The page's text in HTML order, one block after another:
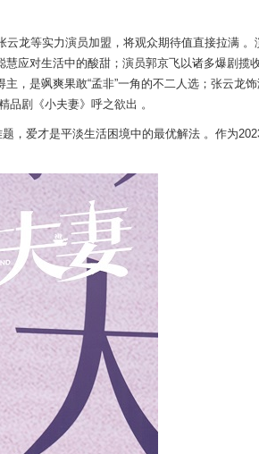
云龙等实力演员加盟，将观众期待值直接拉满 。
慧应对生活中的酸甜；演员郭京飞以诸多爆剧揽
主，是飒爽果敢“孟非”一角的不二人选；张云龙
品剧《小夫妻》呼之欲出 。
，爱才是平淡生活困境中的最优解法 。作为